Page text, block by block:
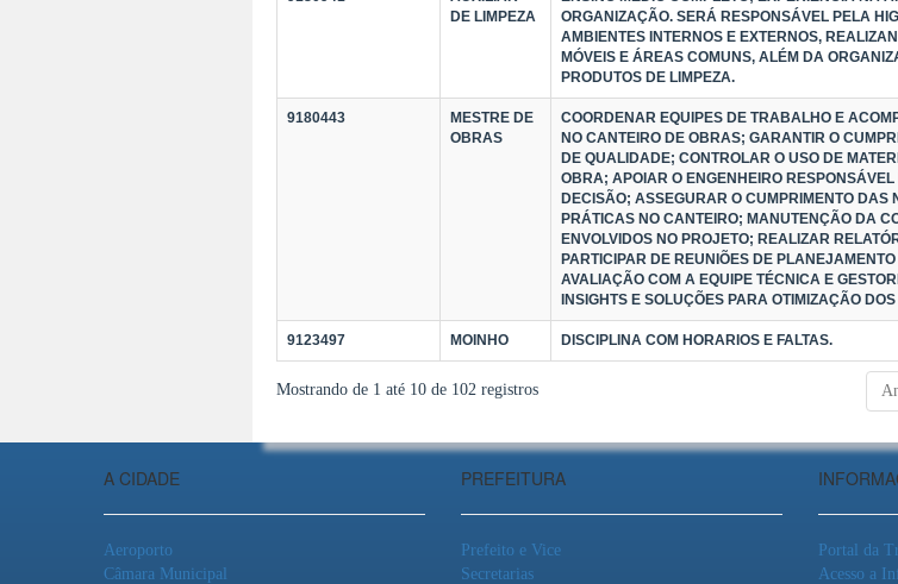
DE LIMPEZA
ORGANIZAÇÃO. SERÁ RESPONSÁVEL PELA
AMBIENTES INTERNOS E EXTERNOS,
MÓVEIS E ÁREAS COMUNS, ALÉM DA
PRODUTOS DE LIMPEZA.
9180443
MESTRE DE
OBRAS
COORDENAR EQUIPES DE TRABALHO E
NO CANTEIRO DE OBRAS; GARANTIR O
DE QUALIDADE; CONTROLAR O USO DE
OBRA; APOIAR O ENGENHEIRO
DECISÃO; ASSEGURAR O CUMPRIMENTO
PRÁTICAS NO CANTEIRO; MANUTENÇÃO DA
ENVOLVIDOS NO PROJETO; REALIZAR
PARTICIPAR DE REUNIÕES DE
AVALIAÇÃO COM A EQUIPE TÉCNICA E
INSIGHTS E SOLUÇÕES PARA OTIMIZAÇÃO
9123497 MOINHO DISCIPLINA COM HORARIOS E FALTAS.
Mostrando de 1 até 10 de 102 registros
A CIDADE
Aeroporto
Câmara Municipal
PREFEITURA
Prefeito e Vice
Secretarias
Portal da
Acesso a